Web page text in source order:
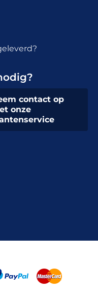
contact op
onze